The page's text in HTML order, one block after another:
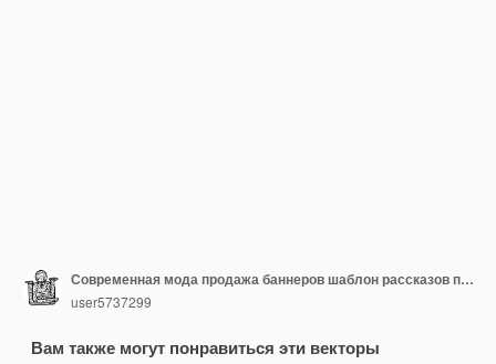
Современная мода продажа баннеров шаблон рассказов пост с градиентным цветом.
user5737299
Вам также могут понравиться эти векторы